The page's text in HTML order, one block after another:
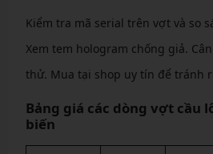
Kiểm tra mã serial trên vợt và so
Xem tem hologram chống giả.
thử. Mua tại shop uy tín để tránh
Bảng giá các dòng vợt cầu
biến